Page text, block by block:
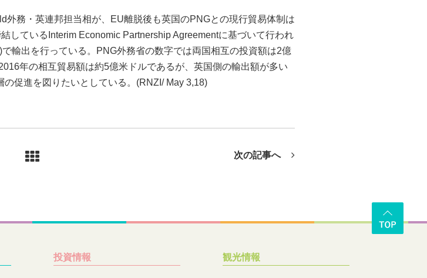
外務・英連邦担当相が、EU離脱後も英国のPNGとの現行貿易体制は
しているInterim Economic Partnership Agreementに基づいて行われ
輸出を行っている。PNG外務省の数字では両国相互の投資額は2億
年の相互貿易額は約5億米ドルであるが、英国側の輸出額が多い
促進を図りたいとしている。(RNZI/ May 3,18)
次の記事へ
投資情報 観光情報